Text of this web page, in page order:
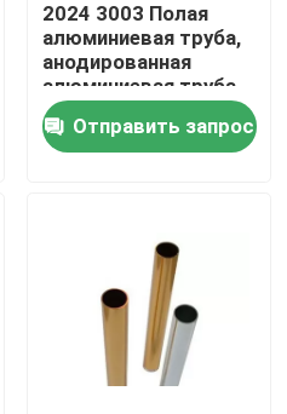
2024 3003 Полая
алюминиевая труба,
анодированная
алюминиевая труба
высокой чистоты
Отправить запрос